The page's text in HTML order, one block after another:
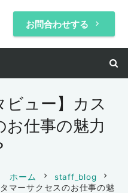
お問合わせする keyboard_arrow_right
ビュー】カス
仕事の魅力
ホーム chevron_right staff_blog chevron_right
マーサクセスのお仕事の魅